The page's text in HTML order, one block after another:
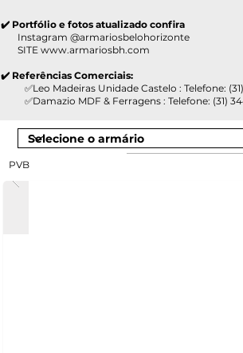
✔️ Portfólio e fotos atualizado confira
Instagram @armariosbelohorizonte
SITE www.armariosbh.com
✔️ Referências Comerciais:
✅Leo Madeiras Unidade Castelo : Telefone:
✅Damazio MDF & Ferragens : Telefone: (31)
PVB